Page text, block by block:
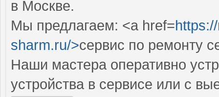
в Москве.
Мы предлагаем: <a href=
sharm.ru/>сервис по ремонту
Наши мастера оперативно
устройства в сервисе или с